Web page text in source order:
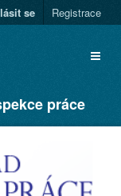
se Registrace
práce